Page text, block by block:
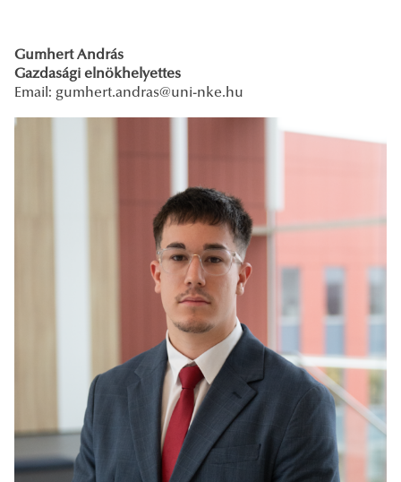
Gumhert András
Gazdasági elnökhelyettes
Email: gumhert.andras@uni-nke.hu